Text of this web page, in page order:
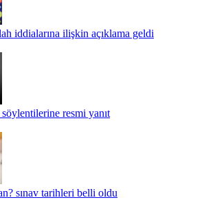
iddialarına ilişkin açıklama geldi
resmi yanıt
sınav tarihleri belli oldu